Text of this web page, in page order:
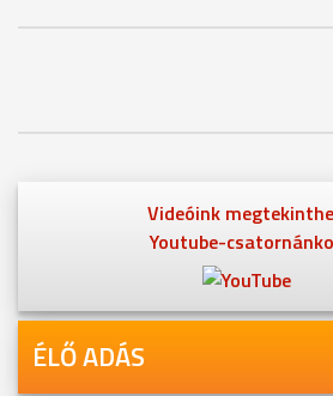
Videóink
Youtube-
ÉLŐ ADÁS